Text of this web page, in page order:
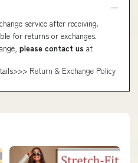
service after receiving.
for returns or exchanges.
please contact us at
Return & Exchange Policy